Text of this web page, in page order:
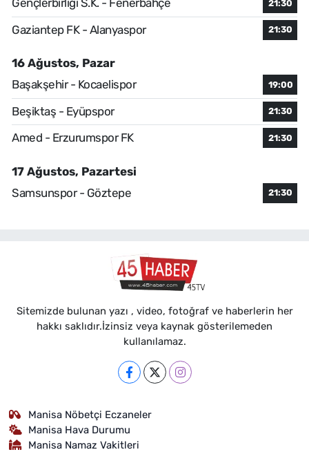
Gençlerbirliği S.K. - Fenerbahçe 21:30
Gaziantep FK - Alanyaspor 21:30
16 Ağustos, Pazar
Başakşehir - Kocaelispor
19:00
Beşiktaş - Eyüpspor 21:30
Amed - Erzurumspor FK 21:30
17 Ağustos, Pazartesi
Samsunspor - Göztepe
21:30
Sitemizde bulunan yazı , video, fotoğraf ve haberlerin her
hakkı saklıdır.İzinsiz veya kaynak gösterilemeden
kullanılamaz.
Manisa Nöbetçi Eczaneler
Manisa Hava Durumu
Manisa Namaz Vakitleri